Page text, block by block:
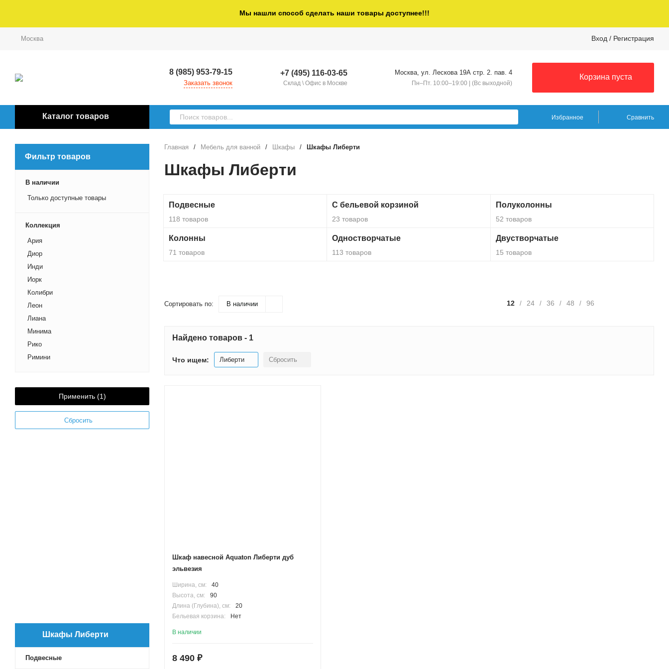
Мы нашли способ сделать наши товары доступнее!!!
Москва Вход / Регистрация
8 (985) 953-79-15
Заказать звонок
+7 (495) 116-03-65
Склад \ Офис в Москве
Москва, ул. Лескова 19А стр. 2. пав. 4
Пн–Пт. 10:00–19:00 | (Вс выходной)
Корзина пуста
Каталог товаров Избранное Сравнить
Фильтр товаров
В наличии
Только доступные товары
Коллекция
Ария
Диор
Инди
Йорк
Колибри
Леон
Лиана
Минима
Рико
Римини
Сохо
Применить (1)
Сбросить
Шкафы Либерти
Подвесные
Главная / Мебель для ванной / Шкафы / Шкафы Либерти
Шкафы Либерти
Подвесные
118 товаров
С бельевой корзиной
23 товаров
Полуколонны
52 товаров
Колонны
71 товаров
Одностворчатые
113 товаров
Двустворчатые
15 товаров
Сортировать по: В наличии 12 / 24 / 36 / 48 / 96
Найдено товаров - 1
Что ищем: Либерти Сбросить
Шкаф навесной Aquaton Либерти дуб
эльвезия
Ширина, см:
40
Высота, см:
90
Длина (Глубина), см:
20
Бельевая корзина:
Нет
В наличии
8 490 ₽